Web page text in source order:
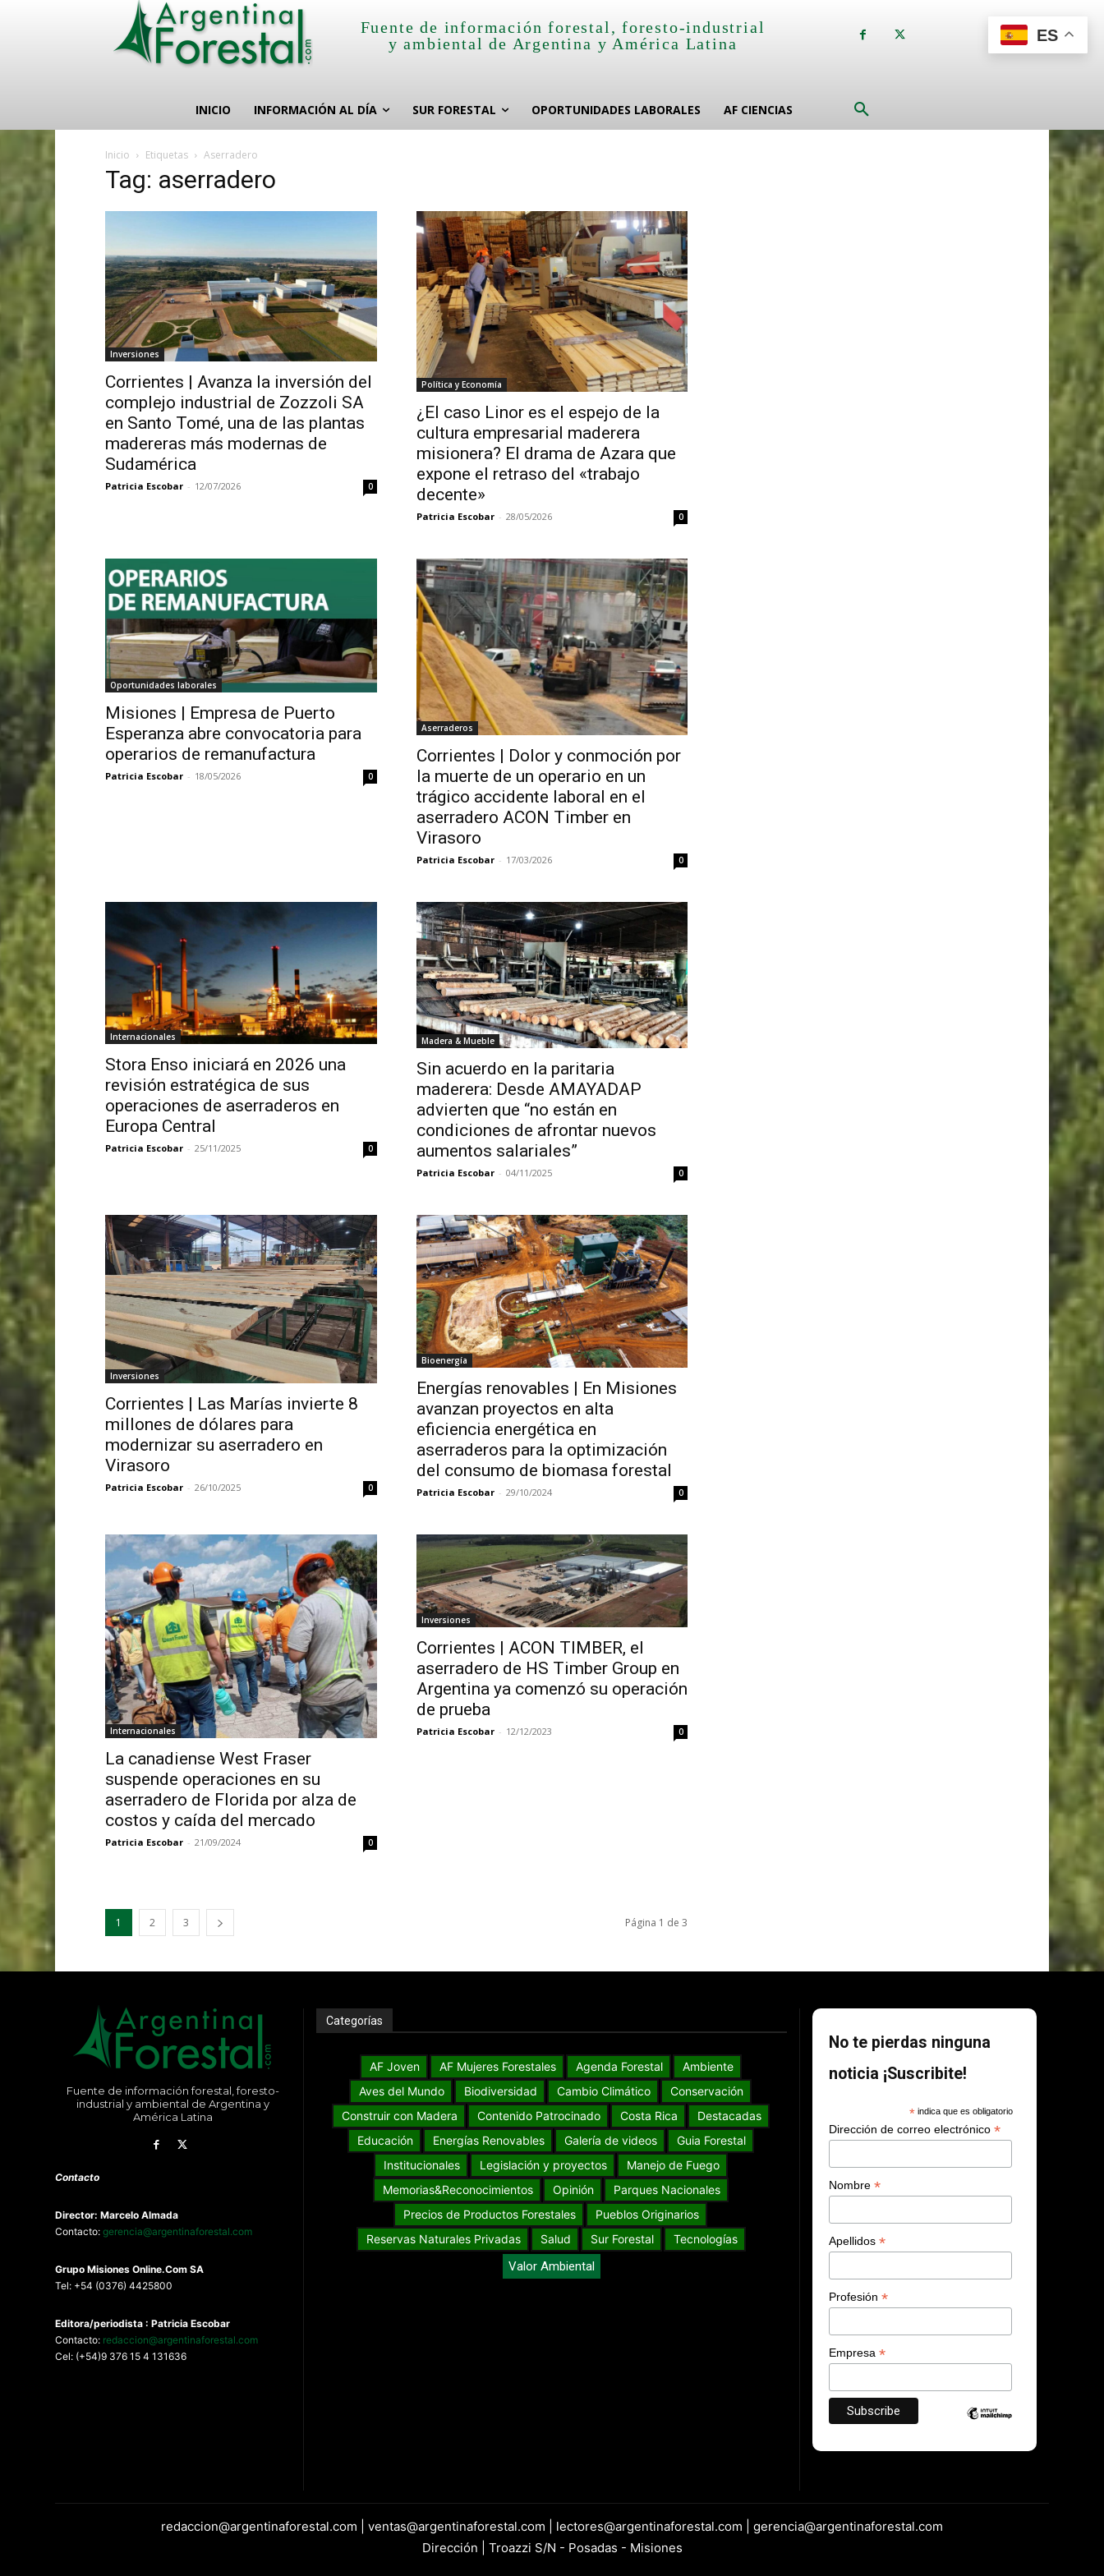
Fuente de información forestal, foresto-industrial
y ambiental de Argentina y América Latina
INICIO INFORMACIÓN AL DÍA SUR FORESTAL OPORTUNIDADES LABORALES AF CIENCIAS
Inicio Etiquetas Aserradero
Tag: aserradero
Inversiones
Corrientes | Avanza la inversión del
complejo industrial de Zozzoli SA
en Santo Tomé, una de las plantas
madereras más modernas de
Sudamérica
Patricia Escobar - 12/07/2026 0
Política y Economía
¿El caso Linor es el espejo de la
cultura empresarial maderera
misionera? El drama de Azara que
expone el retraso del «trabajo
decente»
Patricia Escobar - 28/05/2026 0
Oportunidades laborales
Misiones | Empresa de Puerto
Esperanza abre convocatoria para
operarios de remanufactura
Patricia Escobar - 18/05/2026 0
Aserraderos
Corrientes | Dolor y conmoción por
la muerte de un operario en un
trágico accidente laboral en el
aserradero ACON Timber en
Virasoro
Patricia Escobar - 17/03/2026 0
Internacionales
Stora Enso iniciará en 2026 una
revisión estratégica de sus
operaciones de aserraderos en
Europa Central
Patricia Escobar - 25/11/2025 0
Madera & Mueble
Sin acuerdo en la paritaria
maderera: Desde AMAYADAP
advierten que “no están en
condiciones de afrontar nuevos
aumentos salariales”
Patricia Escobar - 04/11/2025 0
Inversiones
Corrientes | Las Marías invierte 8
millones de dólares para
modernizar su aserradero en
Virasoro
Patricia Escobar - 26/10/2025 0
Bioenergía
Energías renovables | En Misiones
avanzan proyectos en alta
eficiencia energética en
aserraderos para la optimización
del consumo de biomasa forestal
Patricia Escobar - 29/10/2024 0
Internacionales
La canadiense West Fraser
suspende operaciones en su
aserradero de Florida por alza de
costos y caída del mercado
Patricia Escobar - 21/09/2024 0
Inversiones
Corrientes | ACON TIMBER, el
aserradero de HS Timber Group en
Argentina ya comenzó su operación
de prueba
Patricia Escobar - 12/12/2023 0
1 2 3 Página 1 de 3
Fuente de información forestal, foresto-
industrial y ambiental de Argentina y
América Latina
Contacto
Director: Marcelo Almada
Contacto: gerencia@argentinaforestal.com
Grupo MisionesOnline.Com SA
Tel: +54 (0376) 4425800
Editora/periodista : Patricia Escobar
Contacto: redaccion@argentinaforestal.com
Cel: (+54)9 376 15 4 131636
Categorías
AF Joven AF Mujeres Forestales Agenda Forestal
Ambiente
Aves del Mundo
Biodiversidad Cambio Climático
Conservación
Construir con Madera
Contenido Patrocinado Costa Rica
Destacadas
Educación
Energías Renovables Galería de videos
Guia Forestal
Institucionales
Legislación y proyectos
Manejo de Fuego
Memorias&Reconocimientos
Opinión
Parques Nacionales
Precios de Productos Forestales
Pueblos Originarios
Reservas Naturales Privadas
Salud Sur Forestal Tecnologías
Valor Ambiental
No te pierdas ninguna
noticia ¡Suscribite!
*indica que es obligatorio
Dirección de correo electrónico*
Nombre*
Apellidos*
Profesión*
Empresa*
redaccion@argentinaforestal.com | ventas@argentinaforestal.com | lectores@argentinaforestal.com | gerencia@argentinaforestal.com
Dirección | Troazzi S/N - Posadas - Misiones
ES